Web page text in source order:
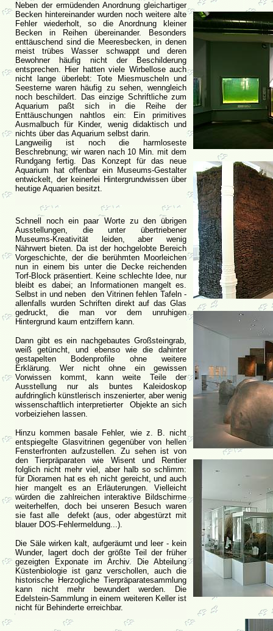
Neben der ermüdenden Anordnung gleichartiger
Becken hintereinander wurden noch weitere alte
Fehler wiederholt, so die Anordnung kleiner
Becken in Reihen übereinander. Besonders
enttäuschend sind die Meeresbecken, in denen
meist trübes Wasser schwappt und deren
Bewohner häufig nicht der Beschilderung
entsprechen. Hier hatten viele Wirbellose auch
nicht lange überlebt: Tote Miesmuscheln und
Seesterne waren häufig zu sehen, wenngleich
noch beschildert. Das einzige Schriftliche zum
Aquarium paßt sich in die Reihe der
Enttäuschungen nahtlos ein: Ein primitives
Ausmalbuch für Kinder, wenig didaktisch und
nichts über das Aquarium selbst darin.
Langweilig ist noch die harmloseste
Beschrebnung; wir waren nach 10 Min. mit dem
Rundgang fertig. Das Konzept für das neue
Aquarium hat offenbar ein Museums-Gestalter
entwickelt, der keinerlei Hintergrundwissen über
heutige Aquarien besitzt.
Schnell noch ein paar Worte zu den übrigen
Ausstellungen, die unter übertriebener
Museums-Kreativität leiden, aber wenig
Nährwert bieten. Da ist der hochgelobte Bereich
Vorgeschichte, der die berühmten Moorleichen
nun in einem bis unter die Decke reichenden
Torf-Block präsentiert. Keine schlechte Idee, nur
bleibt es dabei; an Informationen mangelt es.
Selbst in und neben den Vitrinen fehlen Tafeln -
allenfalls wurden Schriften direkt auf das Glas
gedruckt, die man vor dem unruhigen
Hintergrund kaum entziffern kann.
Dann gibt es ein nachgebautes Großsteingrab,
weiß getüncht, und ebenso wie die dahinter
gestapelten Bodenprofile ohne weitere
Erklärung. Wer nicht ohne ein gewissen
Vorwissen kommt, kann weite Teile der
Ausstellung nur als buntes Kaleidoskop
aufdringlich künstlerisch inszenierter, aber wenig
wissenschaftlich interpretierter Objekte an sich
vorbeiziehen lassen.
Hinzu kommen basale Fehler, wie z. B. nicht
entspiegelte Glasvitrinen gegenüber von hellen
Fensterfronten aufzustellen. Zu sehen ist von
den Tierpräparaten wie Wisent und Rentier
folglich nicht mehr viel, aber halb so schlimm:
für Dioramen hat es eh nicht gereicht, und auch
hier mangelt es an Erläuterungen. Vielleicht
würden die zahlreichen interaktive Bildschirme
weiterhelfen, doch bei unseren Besuch waren
sie fast alle defekt (aus, oder abgestürzt mit
blauer DOS-Fehlermeldung...).
Die Säle wirken kalt, aufgeräumt und leer - kein
Wunder, lagert doch der größte Teil der früher
gezeigten Exponate im Archiv. Die Abteilung
Küstenbiologie ist ganz verschollen, auch die
historische Herzogliche Tierpräparatesammlung
kann nicht mehr bewundert werden. Die
Edelstein-Sammlung in einem weiteren Keller ist
nicht für Behinderte erreichbar.